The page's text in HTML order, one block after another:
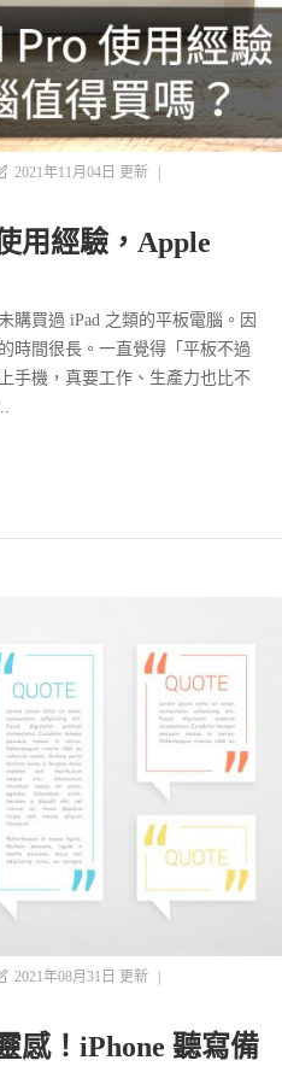
2021年11月04日 更新
|
用經驗，Apple
購買過 iPad 之類的平板電腦。因
間很長。一直覺得「平板不過
手機，真要工作、生產力也比不
2021年08月31日 更新
感！iPhone 聽寫備